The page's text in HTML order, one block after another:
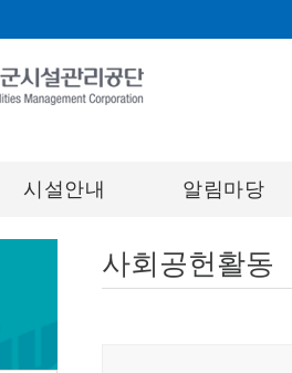
시설안내 알림마당
사회공헌활동